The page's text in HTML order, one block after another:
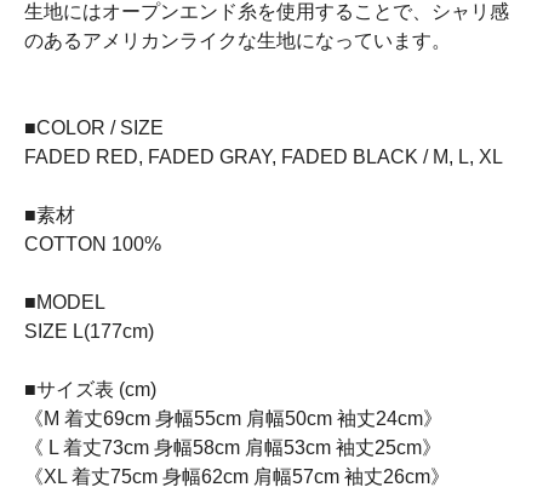
生地にはオープンエンド糸を使用することで、シャリ感
のあるアメリカンライクな生地になっています。
■COLOR / SIZE
FADED RED, FADED GRAY, FADED BLACK / M, L, XL
■素材
COTTON 100%
■MODEL
SIZE L(177cm)
■サイズ表 (cm)
《M 着丈69cm 身幅55cm 肩幅50cm 袖丈24cm》
《 L 着丈73cm 身幅58cm 肩幅53cm 袖丈25cm》
《XL 着丈75cm 身幅62cm 肩幅57cm 袖丈26cm》